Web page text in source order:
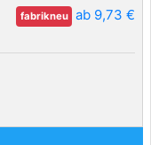
fabrikneu ab 9,73 €